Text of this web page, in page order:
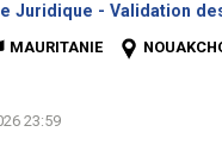
Juridique - Validation
MAURITANIE
23:59